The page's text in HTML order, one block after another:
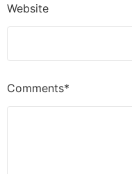
Comments*
Website